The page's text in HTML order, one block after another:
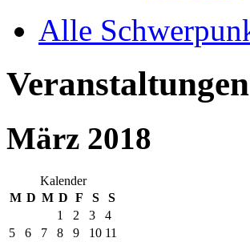
Alle
Veranstaltungen
März 2018
Kalender
M D M D F S
S
1
2 3
4
5
6 7 8 9 10 11